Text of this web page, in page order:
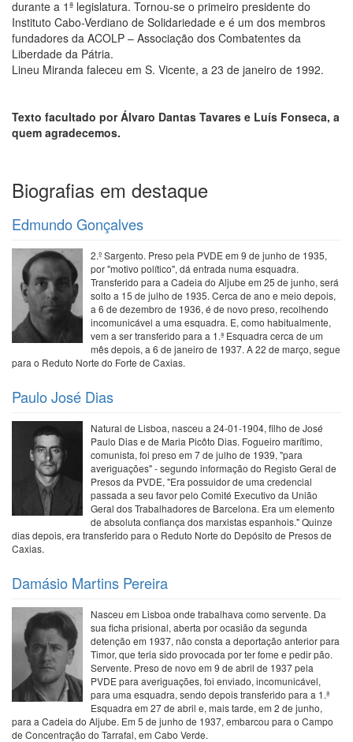
durante a 1ª legislatura. Tornou-se o primeiro presidente do
Instituto Cabo-Verdiano de Solidariedade e é um dos membros
fundadores da ACOLP – Associação dos Combatentes da
Liberdade da Pátria.
Lineu Miranda faleceu em S. Vicente, a 23 de janeiro de 1992.
Texto facultado por Álvaro Dantas Tavares e Luís Fonseca, a
quem agradecemos.
Biografias em destaque
Edmundo Gonçalves
2.º Sargento. Preso pela PVDE em 9 de junho de 1935,
por "motivo político", dá entrada numa esquadra.
Transferido para a Cadeia do Aljube em 25 de junho, será
solto a 15 de julho de 1935. Cerca de ano e meio depois,
a 6 de dezembro de 1936, é de novo preso, recolhendo
incomunicável a uma esquadra. E, como habitualmente,
vem a ser transferido para a 1.ª Esquadra cerca de um
mês depois, a 6 de janeiro de 1937. A 22 de março, segue
para o Reduto Norte do Forte de Caxias.
Paulo José Dias
Natural de Lisboa, nasceu a 24-01-1904, filho de José
Paulo Dias e de Maria Picôto Dias. Fogueiro marítimo,
comunista, foi preso em 7 de julho de 1939, "para
averiguações" - segundo informação do Registo Geral de
Presos da PVDE, "Era possuidor de uma credencial
passada a seu favor pelo Comité Executivo da União
Geral dos Trabalhadores de Barcelona. Era um elemento
de absoluta confiança dos marxistas espanhois." Quinze
dias depois, era transferido para o Reduto Norte do Depósito de Presos de
Caxias.
Damásio Martins Pereira
Nasceu em Lisboa onde trabalhava como servente. Da
sua ficha prisional, aberta por ocasião da segunda
detenção em 1937, não consta a deportação anterior para
Timor, que teria sido provocada por ter fome e pedir pão.
Servente. Preso de novo em 9 de abril de 1937 pela
PVDE para averiguações, foi enviado, incomunicável,
para uma esquadra, sendo depois transferido para a 1.ª
Esquadra em 27 de abril e, mais tarde, em 2 de junho,
para a Cadeia do Aljube. Em 5 de junho de 1937, embarcou para o Campo
de Concentração do Tarrafal, em Cabo Verde.